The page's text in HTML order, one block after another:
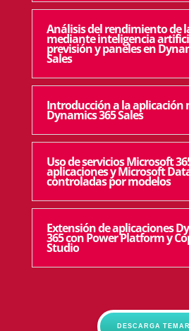
Análisis del rendimiento de
mediante inteligencia
previsión y paneles en
Sales
Introducción a la aplicación
Dynamics 365 Sales
Uso de servicios Microsoft
aplicaciones y Microsoft
controladas por modelos
Extensión de aplicaciones
365 con Power Platform y
Studio
DESCARGA